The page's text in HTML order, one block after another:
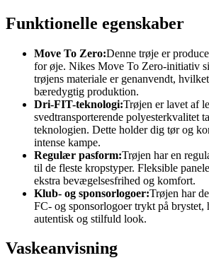
Funktionelle egenskaber
Move To Zero:Denne trøje er
for øje. Nikes Move To Zero-initiativ
trøjens materiale er genanvendt,
bæredygtig produktion.
Dri-FIT-teknologi:Trøjen er lavet af
svedtransporterende polyesterkvalitet
teknologien. Dette holder dig tør og
intense kampe.
Regulær pasform:Trøjen har en
til de fleste kropstyper. Fleksible
ekstra bevægelsesfrihed og komfort.
Klub- og sponsorlogoer:Trøjen har
FC- og sponsorlogoer trykt på brystet,
autentisk og stilfuld look.
Vaskeanvisning